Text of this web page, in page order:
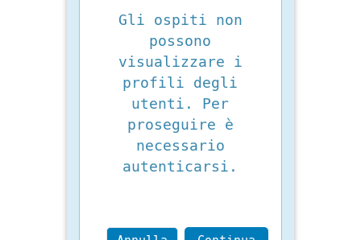
Gli ospiti non
possono
visualizzare i
profili degli
utenti. Per
proseguire è
necessario
autenticarsi.